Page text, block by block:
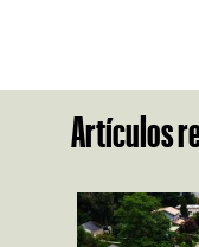
Artículos